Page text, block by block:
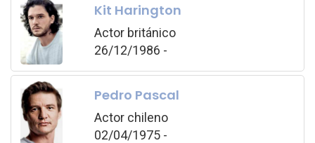
Kit Harington
Actor británico
26/12/1986 -
Pedro Pascal
Actor chileno
02/04/1975 -